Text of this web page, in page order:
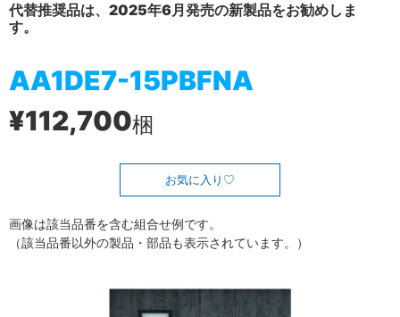
代替推奨品は、2025年6月発売の新製品をお勧めしま
す。
AA1DE7-15PBFNA
¥112,700梱
お気に入り
画像は該当品番を含む組合せ例です。
（該当品番以外の製品・部品も表示されています。）